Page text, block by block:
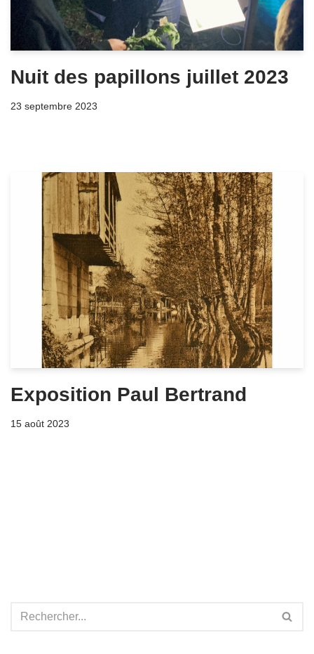
Nuit des papillons juillet 2023
23 septembre 2023
Exposition Paul Bertrand
15 août 2023